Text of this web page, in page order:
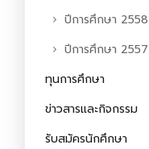
ปีการศึกษา 2558
ปีการศึกษา 2557
ทุนการศึกษา
ข่าวสารและกิจกรรม
รับสมัครนักศึกษา